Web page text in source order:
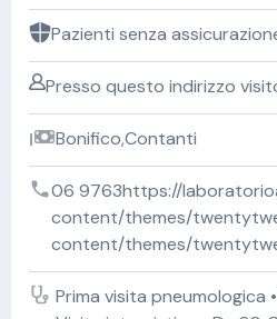
Pazienti senza
Presso questo indirizzo
Bonifico,Contanti
06 9763https://
content/themes/
content/themes/
Prima visita pneumologica